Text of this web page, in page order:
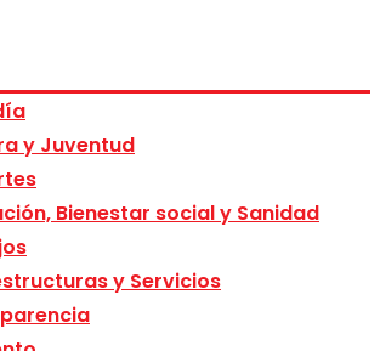
y Juventud
Bienestar social y Sanidad
y Servicios